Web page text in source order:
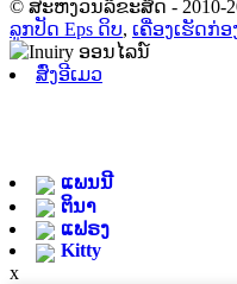
© ສະຫງວນລິຂະສິດ - 2010-
ລູກປັດ Eps ດິບ, ເຄື່ອງເຮັດກ່ອ
ສົ່ງອີເມວ
ແພນນີ
ຕິນາ
ແຟຣງ
Kitty
x